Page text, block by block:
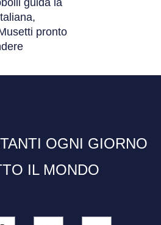
guida la
pronto
OGNI GIORNO
IL MONDO